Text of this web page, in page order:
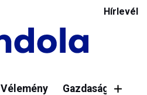
Hírlevél
Vélemény Gazdaság